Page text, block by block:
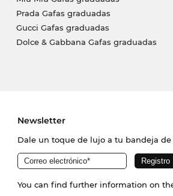
Prada Gafas graduadas
Gucci Gafas graduadas
Dolce & Gabbana Gafas graduadas
Newsletter
Dale un toque de lujo a tu bandeja de
You can find further information on